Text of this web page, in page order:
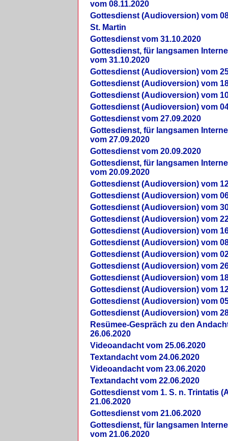
vom 08.11.2020
Gottesdienst (Audioversion) vom
St. Martin
Gottesdienst vom 31.10.2020
Gottesdienst, für langsamen
vom 31.10.2020
Gottesdienst (Audioversion) vom
Gottesdienst (Audioversion) vom
Gottesdienst (Audioversion) vom
Gottesdienst (Audioversion) vom
Gottesdienst vom 27.09.2020
Gottesdienst, für langsamen
vom 27.09.2020
Gottesdienst vom 20.09.2020
Gottesdienst, für langsamen
vom 20.09.2020
Gottesdienst (Audioversion) vom
Gottesdienst (Audioversion) vom
Gottesdienst (Audioversion) vom
Gottesdienst (Audioversion) vom
Gottesdienst (Audioversion) vom
Gottesdienst (Audioversion) vom
Gottesdienst (Audioversion) vom
Gottesdienst (Audioversion) vom
Gottesdienst (Audioversion) vom
Gottesdienst (Audioversion) vom
Gottesdienst (Audioversion) vom
Gottesdienst (Audioversion) vom
Re­sü­mee-Gespräch zu den
26.06.2020
Videoandacht vom 25.06.2020
Textandacht vom 24.06.2020
Videoandacht vom 23.06.2020
Textandacht vom 22.06.2020
Gottesdienst vom 1. S. n. Trintatis
21.06.2020
Gottesdienst vom 21.06.2020
Gottesdienst, für langsamen
vom 21.06.2020